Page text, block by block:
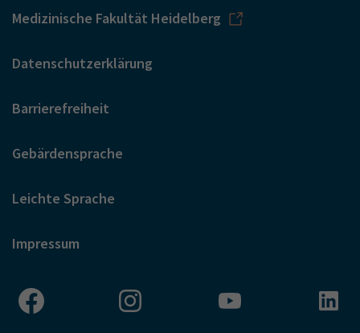
Medizinische Fakultät Heidelberg
Datenschutzerklärung
Barrierefreiheit
Gebärdensprache
Leichte Sprache
Impressum